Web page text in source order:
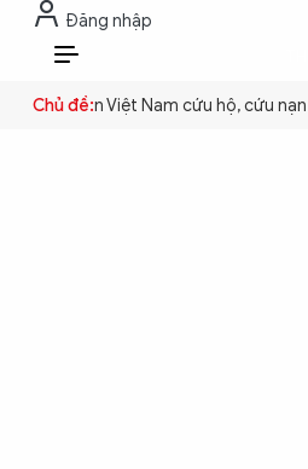
Đăng nhập
VI
Chủ đề:
Công an Việt Nam cứu hộ, cứu nạn